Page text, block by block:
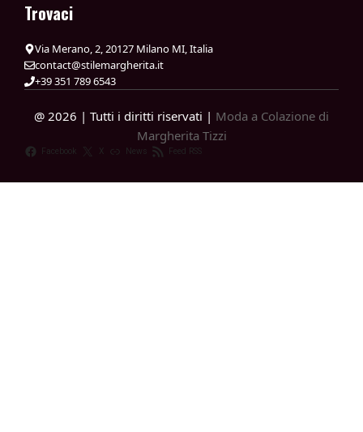
Trovaci
Via Merano, 2, 20127 Milano MI, Italia
contact@stilemargherita.it
+39 351 789 6543
@ 2026 | Tutti i diritti riservati | Moda a Colazione di
Margherita Tizzi
Facebook X News Feed RSS